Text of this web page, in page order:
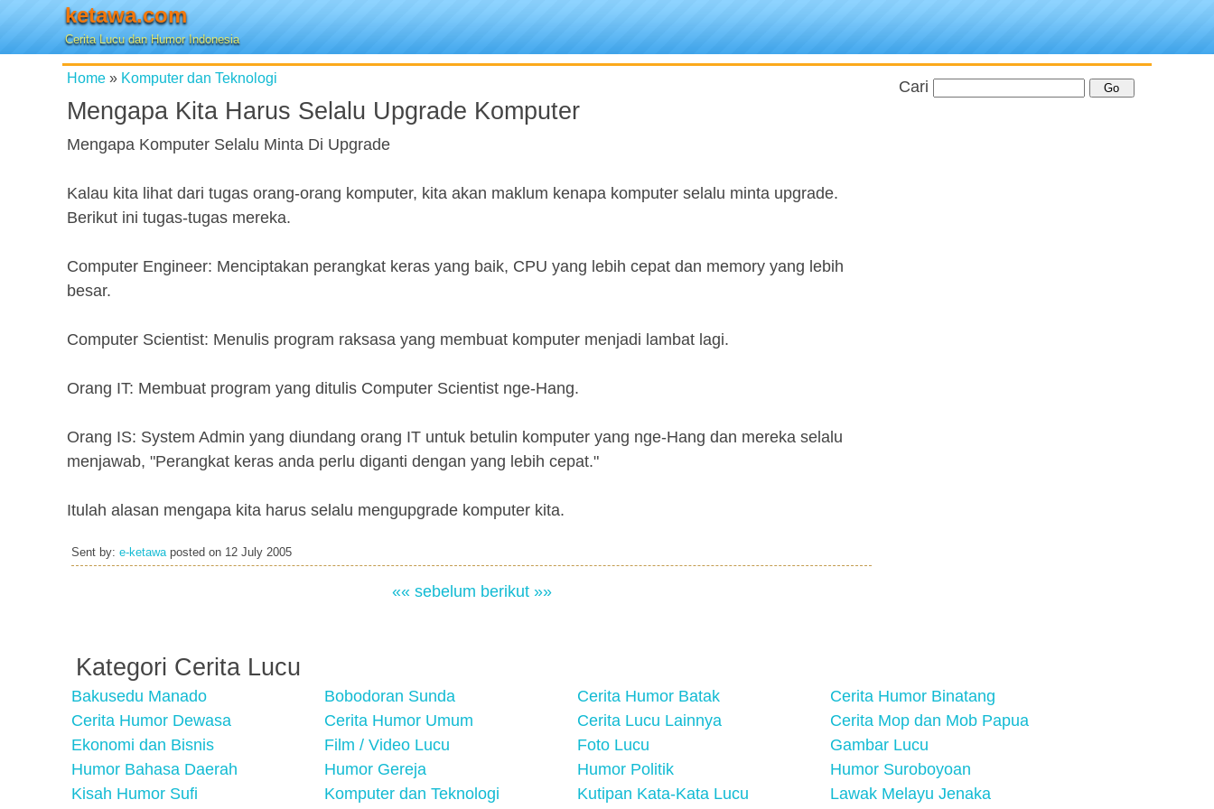
ketawa.com
Cerita Lucu dan Humor Indonesia
Home » Komputer dan Teknologi
Mengapa Kita Harus Selalu Upgrade Komputer
Mengapa Komputer Selalu Minta Di Upgrade
Kalau kita lihat dari tugas orang-orang komputer, kita akan maklum kenapa komputer selalu minta upgrade.
Berikut ini tugas-tugas mereka.
Computer Engineer: Menciptakan perangkat keras yang baik, CPU yang lebih cepat dan memory yang lebih
besar.
Computer Scientist: Menulis program raksasa yang membuat komputer menjadi lambat lagi.
Orang IT: Membuat program yang ditulis Computer Scientist nge-Hang.
Orang IS: System Admin yang diundang orang IT untuk betulin komputer yang nge-Hang dan mereka selalu
menjawab, "Perangkat keras anda perlu diganti dengan yang lebih cepat."
Itulah alasan mengapa kita harus selalu mengupgrade komputer kita.
Sent by: e-ketawaposted on 12 July 2005
«« sebelum berikut »»
Cari
Kategori Cerita Lucu
Bakusedu Manado Bobodoran Sunda Cerita Humor Batak
Cerita Humor Binatang
Cerita Humor Dewasa
Cerita Humor Umum Cerita Lucu Lainnya
Cerita Mop dan Mob Papua
Ekonomi dan Bisnis
Film / Video Lucu Foto Lucu
Gambar Lucu
Humor Bahasa Daerah
Humor Gereja Humor Politik
Humor Suroboyoan
Kisah Humor Sufi
Komputer dan Teknologi Kutipan Kata-Kata Lucu Lawak Melayu Jenaka